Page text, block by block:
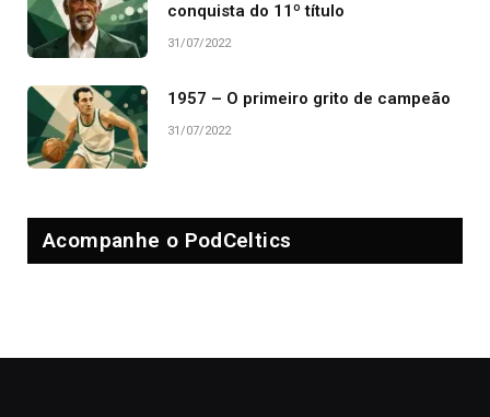
conquista do 11º título
31/07/2022
1957 – O primeiro grito de campeão
31/07/2022
Acompanhe o PodCeltics